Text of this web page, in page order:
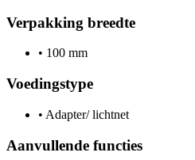
Verpakking breedte
• 100 mm
Voedingstype
• Adapter/ lichtnet
Aanvullende functies